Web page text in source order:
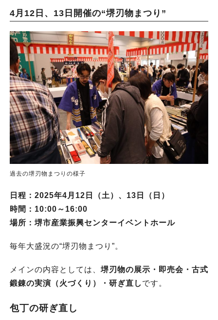
4月12日、13日開催の“堺刃物まつり”
過去の堺刃物まつりの様子
日程：2025年4月12日（土）、13日（日）
時間：10:00～16:00
場所：堺市産業振興センターイベントホール
毎年大盛況の“堺刃物まつり”。
メインの内容としては、 堺刃物の展示・即売会・古式
鍛錬の実演（火づくり）・研ぎ直し です。
包丁の研ぎ直し